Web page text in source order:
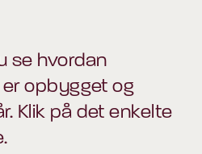
se hvordan
opbygget og
Klik på det enkelte